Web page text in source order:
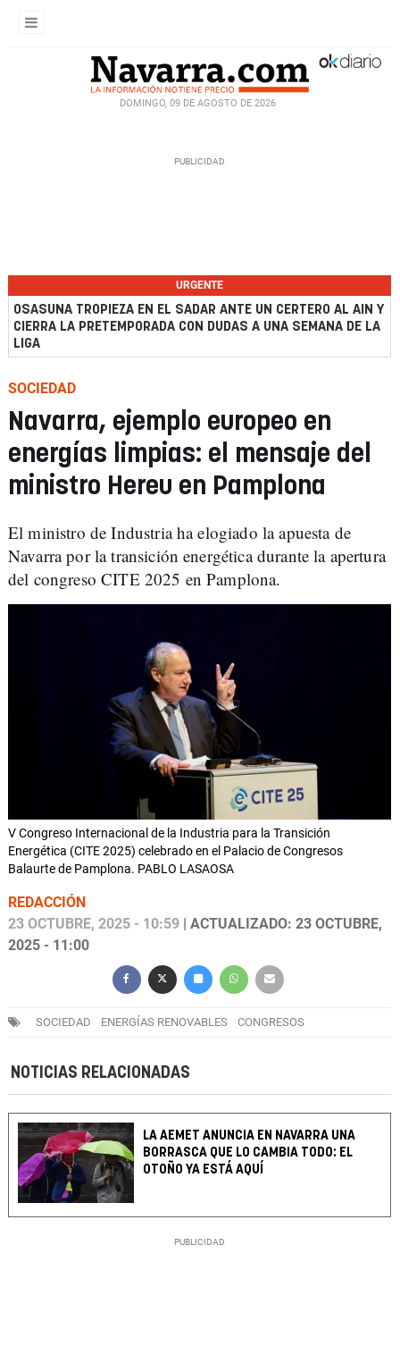
DOMINGO, 09 DE AGOSTO DE 2026
URGENTE
OSASUNA TROPIEZA EN EL SADAR ANTE UN CERTERO AL AIN Y
CIERRA LA PRETEMPORADA CON DUDAS A UNA SEMANA DE LA
LIGA
SOCIEDAD
Navarra, ejemplo europeo en
energías limpias: el mensaje del
ministro Hereu en Pamplona
El ministro de Industria ha elogiado la apuesta de
Navarra por la transición energética durante la apertura
del congreso CITE 2025 en Pamplona.
V Congreso Internacional de la Industria para la Transición
Energética (CITE 2025) celebrado en el Palacio de Congresos
Balaurte de Pamplona. PABLO LASAOSA
REDACCIÓN
23 OCTUBRE, 2025 - 10:59 | ACTUALIZADO: 23 OCTUBRE,
2025 - 11:00
SOCIEDAD ENERGÍAS RENOVABLES CONGRESOS
NOTICIAS RELACIONADAS
LA AEMET ANUNCIA EN NAVARRA UNA
BORRASCA QUE LO CAMBIA TODO: EL
OTOÑO YA ESTÁ AQUÍ